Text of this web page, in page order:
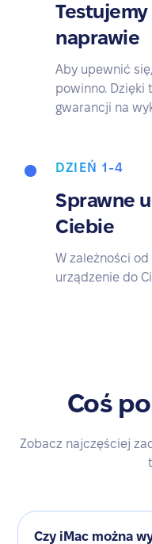
naprawie
Aby upewnić
powinno. Dzięki
gwarancji na
DZIEŃ 1-4
Sprawne
Ciebie
W zależności
urządzenie do
Coś
Zobacz najczęściej
Czy iMac można